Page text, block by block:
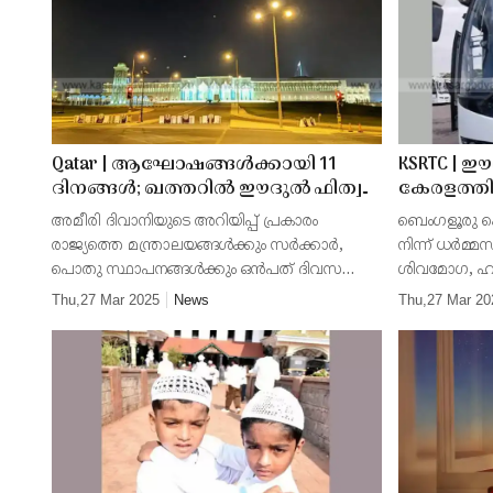
ഐക്യദാർഢ്യവും
ശ്രദ്ധേയമായി
Qatar | ആഘോഷങ്ങള്‍ക്കായി 11
ദിനങ്ങള്‍; ഖത്തറില്‍ ഈദുല്‍ ഫിത്വര്‍
അവധി ദിവസങ്ങള്‍ പ്രഖ്യാപിച്ചു
അമീരി ദിവാനിയുടെ അറിയിപ്പ് പ്രകാരം
രാജ്യത്തെ മന്ത്രാലയങ്ങള്‍ക്കും സര്‍ക്കാര്‍,
പൊതു സ്ഥാപനങ്ങള്‍ക്കും ഒന്‍പത് ദിവസത്തെ
അവധിയാണ് ലഭിക്കുക.
Thu,27 Mar 2025 News
KSRTC |
കൂടുതല്‍
ബെംഗളൂരു
നിന്ന്
ശിവമോഗ,
ശൃംഗേരി,
Thu,27 Mar